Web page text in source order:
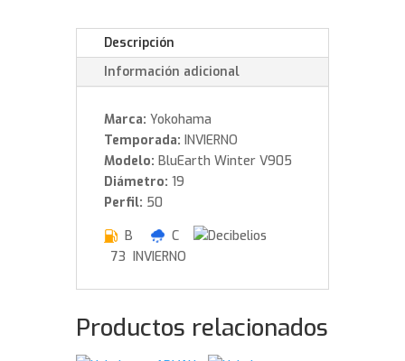
Descripción
Información adicional
Marca: Yokohama
Temporada: INVIERNO
Modelo: BluEarth Winter V905
Diámetro: 19
Perfil: 50
B
C
73 INVIERNO
Productos relacionados